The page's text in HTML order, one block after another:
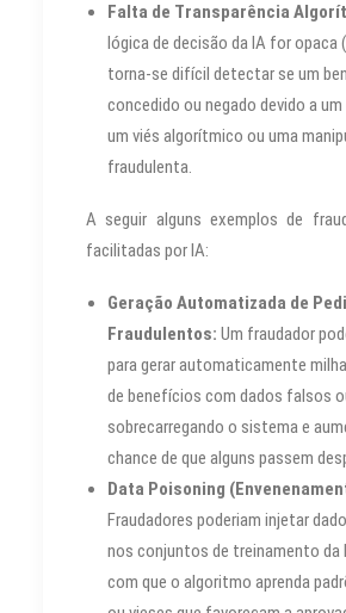
Falta de Transparência
lógica de decisão da IA for opaca
torna-se difícil detectar se um
concedido ou negado devido a
um viés algorítmico ou uma
fraudulenta.
A seguir alguns exemplos de
facilitadas por IA:
Geração Automatizada de
Fraudulentos: Um fraudador
para gerar automaticamente
de benefícios com dados falsos
sobrecarregando o sistema e
chance de que alguns passem
Data Poisoning
Fraudadores poderiam injetar
nos conjuntos de treinamento da
com que o algoritmo aprenda